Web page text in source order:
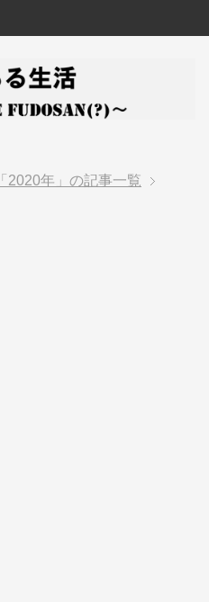
「2020年」の記事一覧